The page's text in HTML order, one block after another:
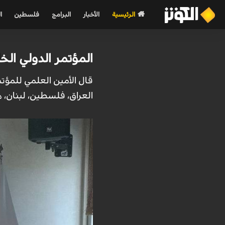
الرئيسية الأخبار البرامج فلسطين
المؤتمر الدولي
العراق، فلسطين، لبنان، هولندا، والمملكة